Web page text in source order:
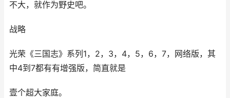
不大，就作为野史吧。
战略
光荣《三国志》系列1，2，3，4，5，6，7，网络版，其
中4到7都有有增强版，简直就是
壹个超大家庭。